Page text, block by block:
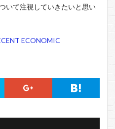
いて注視していきたいと思い
ECONOMIC